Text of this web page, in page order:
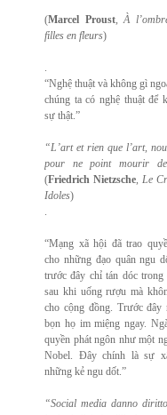
(Marcel Proust,À
filles en fleurs)
.
“Nghệ thuật và không gì
chúng ta có nghệ thuật để
sự thật.”
“L’art et rien que l’art,
pour ne point mourir
(Friedrich Nietzsche, Le
Idoles)
.
“Mạng xã hội đã trao
cho những đạo quân ngu
trước đây chỉ tán dóc trong
sau khi uống rượu mà
cho cộng đồng. Trước đây
bọn họ im miệng ngay.
quyền phát ngôn như một
Nobel. Đây chính là sự
những kẻ ngu dốt.”
“Social media danno